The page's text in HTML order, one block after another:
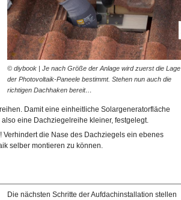
© diybook | Je nach Größe der Anlage wird zuerst die Lage
der Photovoltaik-Paneele bestimmt. Stehen nun auch die
richtigen Dachhaken bereit…
Damit eine einheitliche Solargeneratorfläche
eine Dachziegelreihe kleiner, festgelegt.
die Nase des Dachziegels ein ebenes
selber montieren zu können.
Die nächsten Schritte der Aufdachinstallation stellen